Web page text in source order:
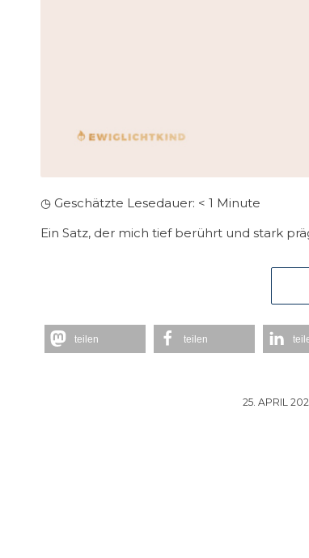
◷ Geschätzte Lesedauer: < 1 Minute
Ein Satz, der mich tief berührt und stark
teilen teilen
25. APRIL
/